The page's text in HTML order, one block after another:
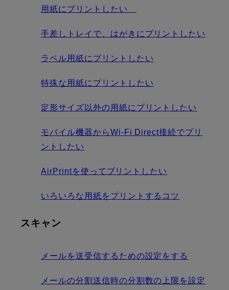
用紙にプリントしたい
手差しトレイで、はがきにプリントしたい
ラベル用紙にプリントしたい
特殊な用紙にプリントしたい
定形サイズ以外の用紙にプリントしたい
モバイル機器からWi-Fi Direct接続でプリ
ントしたい
AirPrintを使ってプリントしたい
いろいろな用紙をプリントするコツ
スキャン
メールを送受信するための設定をする
メールの分割送信時の分割数の上限を設定